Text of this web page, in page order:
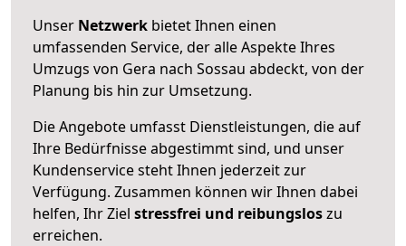
Unser Netzwerk bietet Ihnen einen
umfassenden Service, der alle Aspekte Ihres
Umzugs von Gera nach Sossau abdeckt, von der
Planung bis hin zur Umsetzung.
Die Angebote umfasst Dienstleistungen, die auf
Ihre Bedürfnisse abgestimmt sind, und unser
Kundenservice steht Ihnen jederzeit zur
Verfügung. Zusammen können wir Ihnen dabei
helfen, Ihr Ziel stressfrei und reibungsloszu
erreichen.